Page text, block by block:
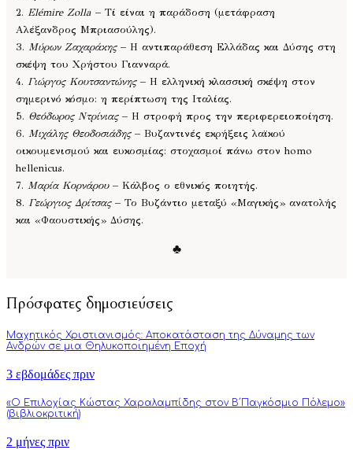
2. Elémire Zolla – Τί είναι η παράδοση (μετάφραση
Αλέξανδρος Μπριασούλης).
3. Μύρων Ζαχαράκης– Η αντιπαράθεση Ελλάδας και Δύσης στη
σκέψη του Χρήστου Γιανναρά.
4. Γιώργος Κουτσαντώνης– Η ελληνική κλασσική σκέψη στον
σημερινό κόσμο: η περίπτωση της Ιταλίας.
5. Θεόδωρος Ντρίνιας– Η στροφή προς την περιφερειοποίηση.
6. Μιχάλης Θεοδοσιάδης– Βυζαντινές εκρήξεις λαϊκού
οικουμενισμού και ευκοσμίας: στοχασμοί πάνω στον homo
hellenicus.
7. Μαρία Κορνάρου– Κάλβος ο εθνικός ποιητής.
8. Γεώργιος Δρίτσας– Το Βυζάντιο μεταξύ «Μαγικής» ανατολής
και «Φαουστικής» Δύσης.
♣
Πρόσφατες δημοσιεύσεις
Μαχητικός Χριστιανισμός: Αποκατάσταση της Δύναμης των
Ανδρών σε μια Θηλυκοποιημένη Εποχή
3 εβδομάδες πριν
«Ο Επιλοχίας Κώστας Χαραλαμπίδης στον Β΄Παγκόσμιο Πόλεμο»
(βιβλιοκριτική)
2 μήνες πριν